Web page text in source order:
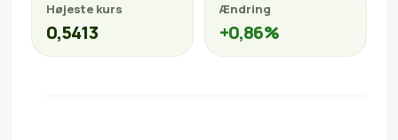
Højeste kurs
0,5413
Ændring
+0,86%